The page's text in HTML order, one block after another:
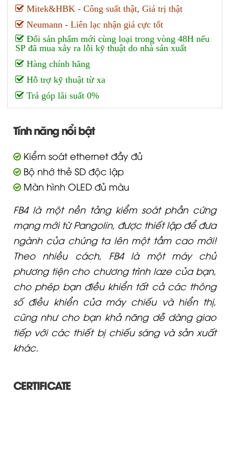
Mitek&HBK - Công suất thật, Giá trị thật
Neumann - Liên lạc nhận giá cực tốt
Đổi sản phẩm mới cùng loại trong vòng 48H nếu
SP đã mua xảy ra lỗi kỹ thuật do nhà sản xuất
Hàng chính hãng
Hỗ trợ kỹ thuật từ xa
Trả góp lãi suất 0%
Tính năng nổi bật
Kiểm soát ethernet đầy đủ
Bộ nhớ thẻ SD độc lập
Màn hình OLED đủ màu
FB4 là một nền tảng kiểm soát phần cứng
mạng mới từ Pangolin, được thiết lập để đưa
ngành của chúng ta lên một tầm cao mới!
Theo nhiều cách, FB4 là một máy chủ
phương tiện cho chương trình laze của bạn,
cho phép bạn điều khiển tất cả các thông
số điều khiển của máy chiếu và hiển thị,
cũng như cho bạn khả năng dễ dàng giao
tiếp với các thiết bị chiếu sáng và sản xuất
khác.
CERTIFICATE